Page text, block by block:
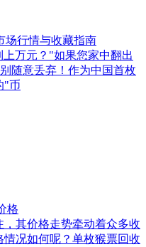
场行情与收藏指南
万元？"如果您家中翻出
随意丢弃！作为中国首枚
"币
格
其价格走势牵动着众多收
况如何呢？单枚猴票回收